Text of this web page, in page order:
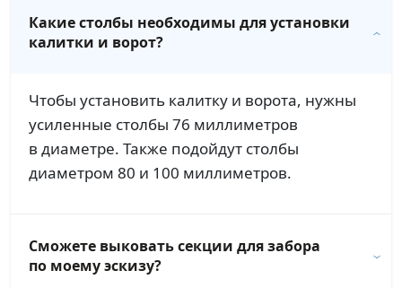
Какие столбы необходимы для установки
калитки и ворот?
Чтобы установить калитку и ворота, нужны
усиленные столбы 76 миллиметров
в диаметре. Также подойдут столбы
диаметром 80 и 100 миллиметров.
Сможете выковать секции для забора
по моему эскизу?